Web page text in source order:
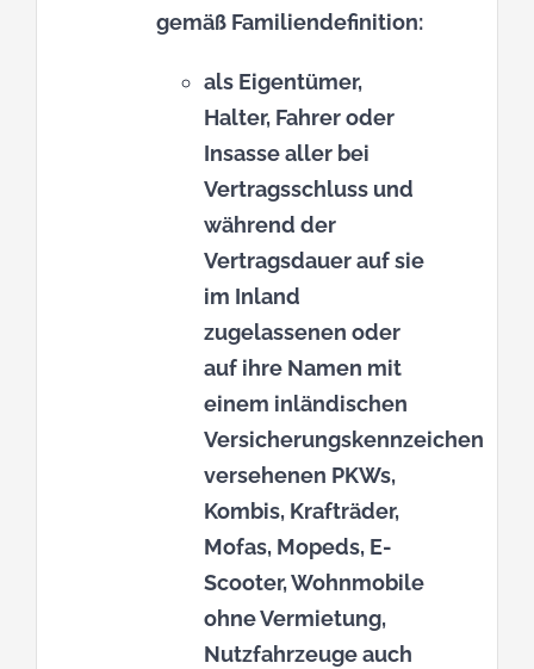
gemäß Familiendefinition:
als Eigentümer,
Halter, Fahrer oder
Insasse aller bei
Vertragsschluss und
während der
Vertragsdauer auf sie
im Inland
zugelassenen oder
auf ihre Namen mit
einem inländischen
Versicherungskennzeichen
versehenen PKWs,
Kombis, Krafträder,
Mofas, Mopeds, E-
Scooter, Wohnmobile
ohne Vermietung,
Nutzfahrzeuge auch